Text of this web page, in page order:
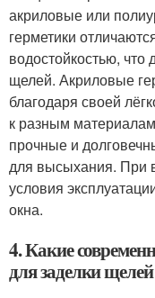
акриловые или
герметики
водостойкостью,
щелей. Акриловые
благодаря своей
к разным
прочные и
для высыхания. При
условия
окна.
4. Какие
для заделки щелей